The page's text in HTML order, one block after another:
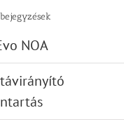
NOA